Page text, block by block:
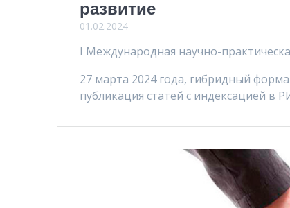
развитие
01.02.2024
I Международная научно-
27 марта 2024 года, гибридный
публикация статей с индексацией в